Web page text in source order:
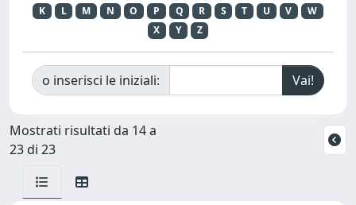
K
L M N O P Q R S T U V
W
X
Y Z
o inserisci le iniziali:
Mostrati risultati da 14 a
23 di 23